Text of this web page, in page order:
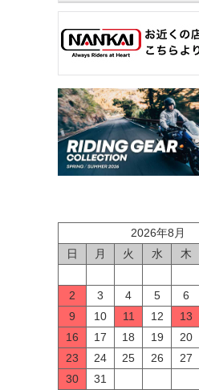
2026年8月
日
月 火 水 木
2
3 4 5 6
9
10 11 12 13
16
17 18 19 20
23
24 25 26 27
30
31